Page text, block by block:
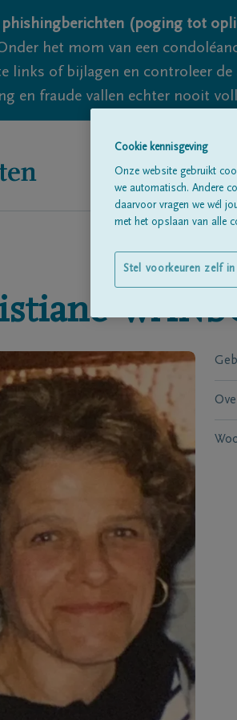
phishingberichten (poging tot
het mom van een
links of bijlagen en controleer
en fraude vallen echter nooit
Cookie kennisgeving
Onze website gebruikt
we automatisch. Andere
daarvoor vragen we wél
met het opslaan van alle
Stel voorkeuren zelf in